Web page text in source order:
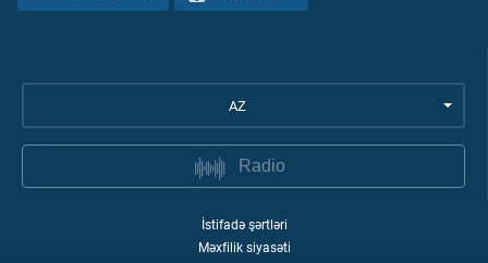
AZ
Radio
İstifadə şərtləri
Məxfilik siyasəti